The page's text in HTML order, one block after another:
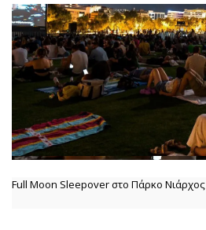
Full Moon Sleepover στο Πάρκο Νιάρχος